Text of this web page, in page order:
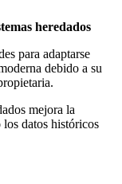
heredados
para adaptarse
debido a su
mejora la
datos históricos